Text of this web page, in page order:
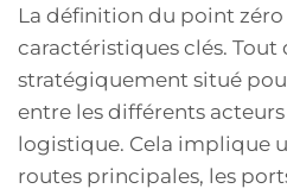
La définition du point
caractéristiques clés.
stratégiquement situé
entre les différents
logistique. Cela implique
routes principales, les